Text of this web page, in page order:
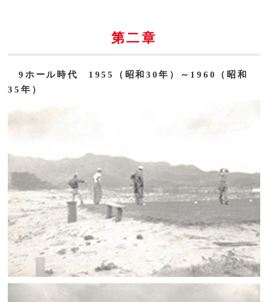
第二章
9ホール時代 1955（昭和30年）～1960（昭和
35年）